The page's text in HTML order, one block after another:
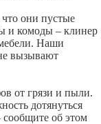
они пустые
и комоды – клинер
Наши
вызывают
от грязи и пыли.
дотянуться
сообщите об этом